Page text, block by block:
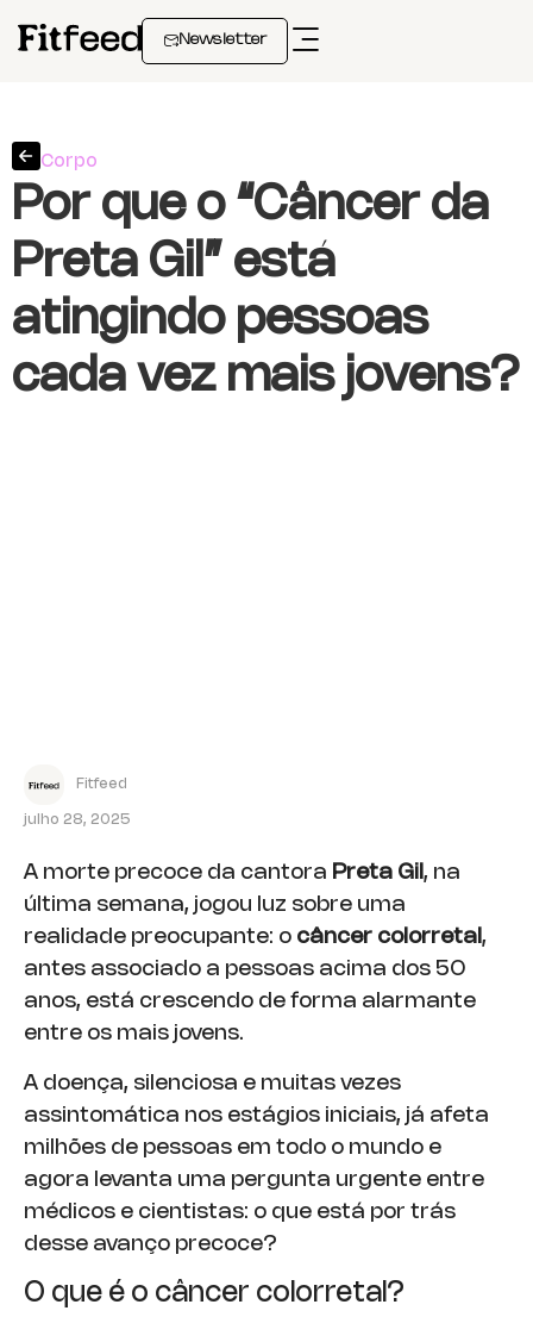
Newsletter
Corpo
Por que o “Câncer da
Preta Gil” está
atingindo pessoas
cada vez mais jovens?
Fitfeed
julho 28, 2025
A morte precoce da cantora Preta Gil , na
última semana, jogou luz sobre uma
realidade preocupante: o câncer colorretal ,
antes associado a pessoas acima dos 50
anos, está crescendo de forma alarmante
entre os mais jovens.
A doença, silenciosa e muitas vezes
assintomática nos estágios iniciais, já afeta
milhões de pessoas em todo o mundo e
agora levanta uma pergunta urgente entre
médicos e cientistas: o que está por trás
desse avanço precoce?
O que é o câncer colorretal?